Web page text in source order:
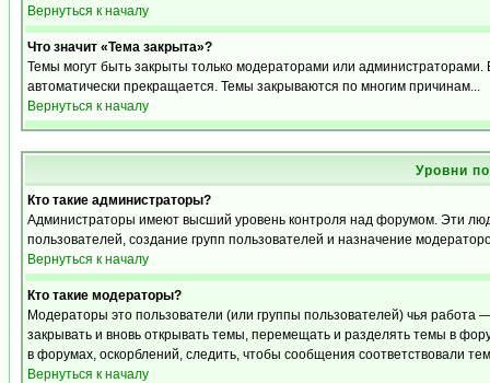
Вернуться к началу
Что значит «Тема закрыта»?
Темы могут быть закрыты только модераторами или
автоматически прекращается. Темы закрываются по многим причинам...
Вернуться к началу
Уровни
Кто такие администраторы?
Администраторы имеют высший уровень контроля над форумом. Эти
пользователей, создание групп пользователей и назначение
Вернуться к началу
Кто такие модераторы?
Модераторы это пользователи (или группы пользователей) чья
закрывать и вновь открывать темы, перемещать и разделять темы в
в форумах, оскорблений, следить, чтобы сообщения соответствовали
Вернуться к началу